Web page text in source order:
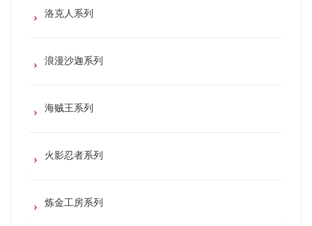
洛克人系列
浪漫沙迦系列
海贼王系列
火影忍者系列
炼金工房系列